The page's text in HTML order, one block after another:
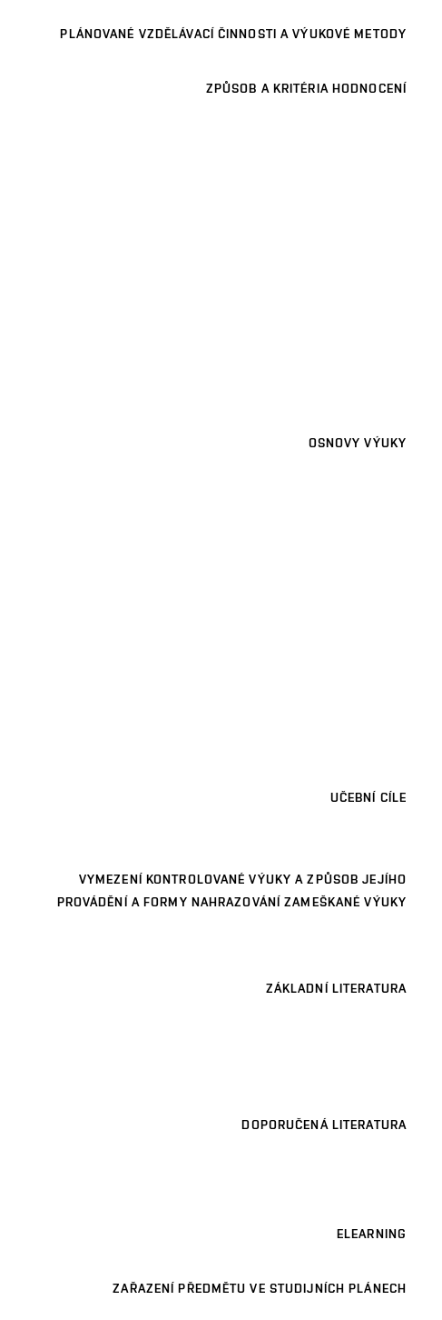
PLÁNOVANÉ VZDĚLÁVACÍ ČINNOSTI A VÝUKOVÉ METODY
ZPŮSOB A KRITÉRIA HODNOCENÍ
OSNOVY VÝUKY
UČEBNÍ CÍLE
VYMEZENÍ KONTROLOVANÉ VÝUKY A ZPŮSOB JEJÍHO
PROVÁDĚNÍ A FORMY NAHRAZOVÁNÍ ZAMEŠKANÉ VÝUKY
ZÁKLADNÍ LITERATURA
DOPORUČENÁ LITERATURA
ELEARNING
ZAŘAZENÍ PŘEDMĚTU VE STUDIJNÍCH PLÁNECH